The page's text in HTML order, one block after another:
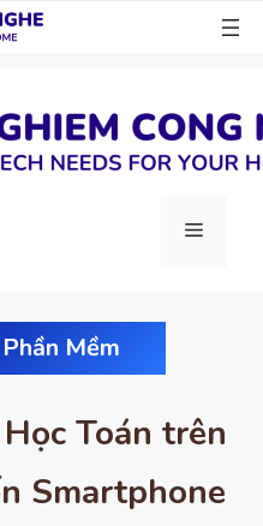
Menu
Mềm
Toán trên
Smartphone